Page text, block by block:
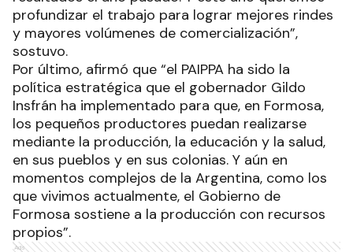
profundizar el trabajo para lograr mejores rindes
y mayores volúmenes de comercialización”,
sostuvo.
Por último, afirmó que “el PAIPPA ha sido la
política estratégica que el gobernador Gildo
Insfrán ha implementado para que, en Formosa,
los pequeños productores puedan realizarse
mediante la producción, la educación y la salud,
en sus pueblos y en sus colonias. Y aún en
momentos complejos de la Argentina, como los
que vivimos actualmente, el Gobierno de
Formosa sostiene a la producción con recursos
propios”.
Ads